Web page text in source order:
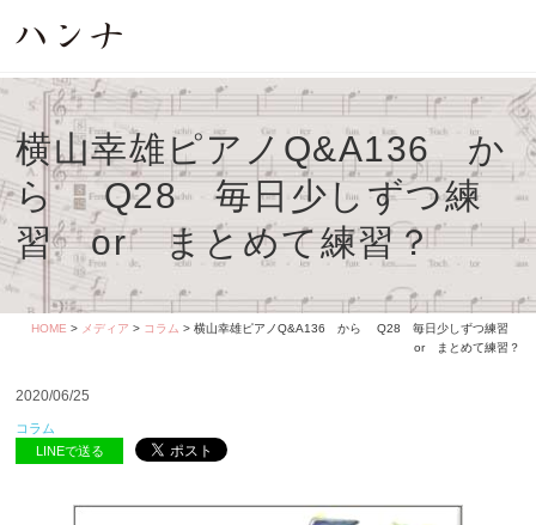
横山幸雄ピアノQ&A136 か
ら Q28 毎日少しずつ練
習 or まとめて練習？
HOME > メディア > コラム > 横山幸雄ピアノQ&A136 から Q28 毎日少しずつ練習
or まとめて練習？
2020/06/25
コラム
LINEで送る